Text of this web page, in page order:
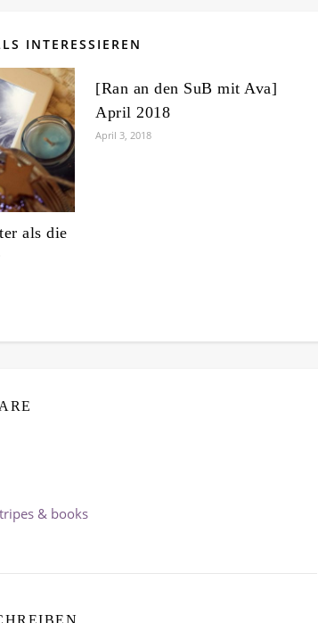
INTERESSIEREN
als die
[Ran an den SuB mit Ava]
April 2018
April 3, 2018
& books